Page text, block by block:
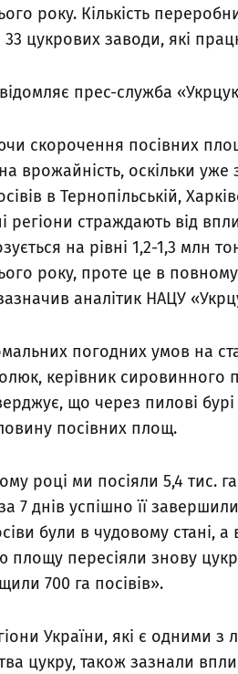
року. Кількість
33 цукрових заводи, які
прес-служба
скорочення посівних
врожайність, оскільки
в Тернопільській,
регіони страждають від
на рівні 1,2-1,3 млн
року, проте це в
аналітик НАЦУ
погодних умов на
керівник сировинного
що через пилові
посівних площ.
році ми посіяли 5,4 тис.
7 днів успішно її
були в чудовому стані,
площу пересіяли знову
700 га посівів».
України, які є одними з
цукру, також зазнали